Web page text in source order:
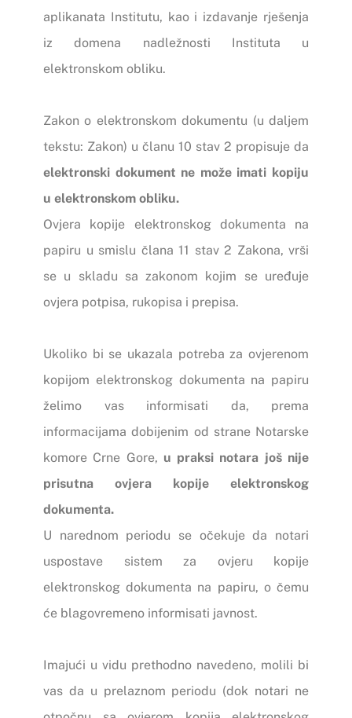
aplikanata Institutu, kao i izdavanje rješenja
iz domena nadležnosti Instituta u
elektronskom obliku.
Zakon o elektronskom dokumentu (u daljem
tekstu: Zakon) u članu 10 stav 2 propisuje da
elektronski dokument ne može imati kopiju
u elektronskom obliku.
Ovjera kopije elektronskog dokumenta na
papiru u smislu člana 11 stav 2 Zakona, vrši
se u skladu sa zakonom kojim se uređuje
ovjera potpisa, rukopisa i prepisa.
Ukoliko bi se ukazala potreba za ovjerenom
kopijom elektronskog dokumenta na papiru
želimo vas informisati da, prema
informacijama dobijenim od strane Notarske
komore Crne Gore, u praksi notara još nije
prisutna ovjera kopije elektronskog
dokumenta.
U narednom periodu se očekuje da notari
uspostave sistem za ovjeru kopije
elektronskog dokumenta na papiru, o čemu
će blagovremeno informisati javnost.
Imajući u vidu prethodno navedeno, molili bi
vas da u prelaznom periodu (dok notari ne